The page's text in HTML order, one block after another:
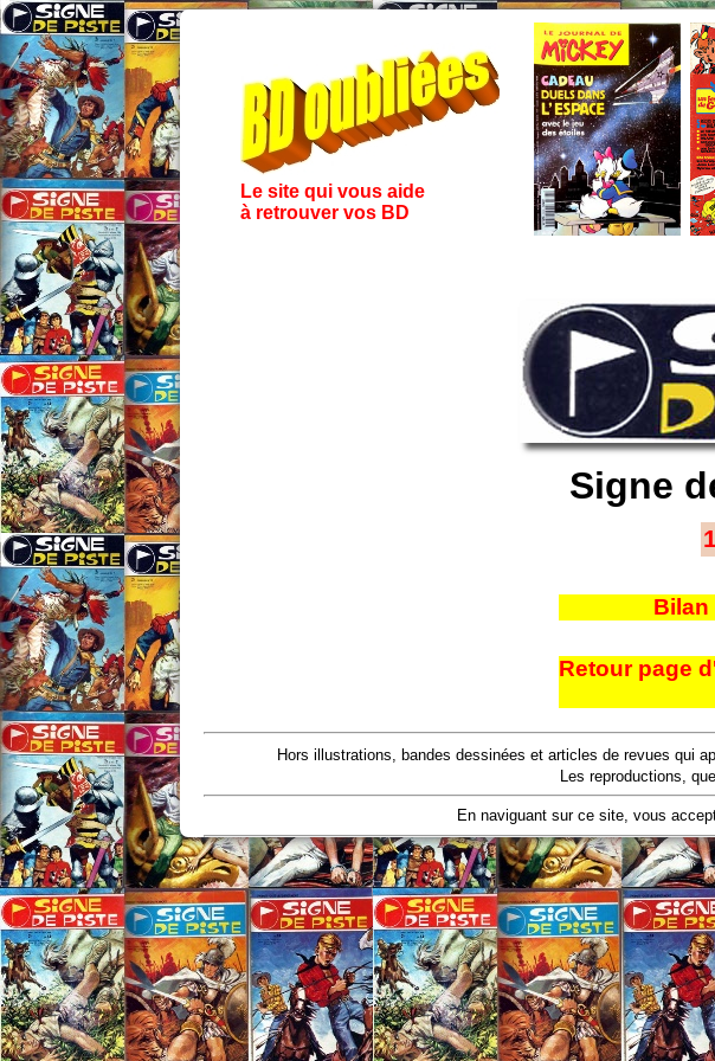
Le site qui vous aide
à retrouver vos BD
Signe
Bilan
Retour page
Hors illustrations, bandes dessinées et articles de revues qui
Les reproductions,
En naviguant sur ce site, vous